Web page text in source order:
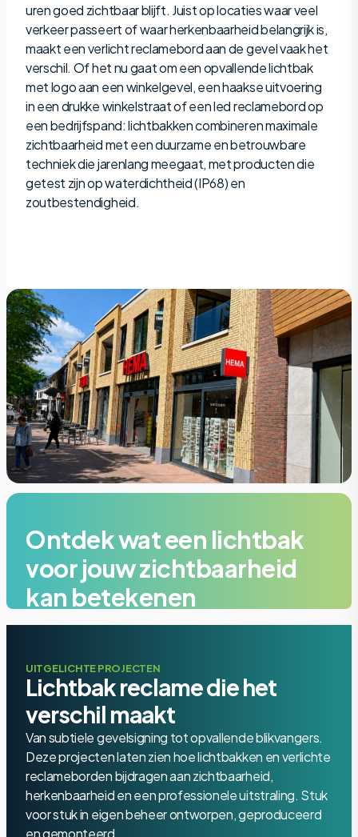
uren goed zichtbaar blijft. Juist op locaties waar veel
verkeer passeert of waar herkenbaarheid belangrijk is,
maakt een verlicht reclamebord aan de gevel vaak het
verschil. Of het nu gaat om een opvallende lichtbak
met logo aan een winkelgevel, een haakse uitvoering
in een drukke winkelstraat of een led reclamebord op
een bedrijfspand: lichtbakken combineren maximale
zichtbaarheid met een duurzame en betrouwbare
techniek die jarenlang meegaat, met producten die
getest zijn op waterdichtheid (IP68) en
zoutbestendigheid.
Ontdek wat een lichtbak
voor jouw zichtbaarheid
kan betekenen
een professionele uitstraling die blijft hangen. Vraag
vrijblijvend advies aan op locatie.
Offerte
+31 85 006 9917
UITGELICHTE PROJECTEN
Lichtbak reclame die het
verschil maakt
Van subtiele gevelsigning tot opvallende blikvangers.
Deze projecten laten zien hoe lichtbakken en verlichte
reclameborden bijdragen aan zichtbaarheid,
herkenbaarheid en een professionele uitstraling. Stuk
voor stuk in eigen beheer ontworpen, geproduceerd
en gemonteerd.